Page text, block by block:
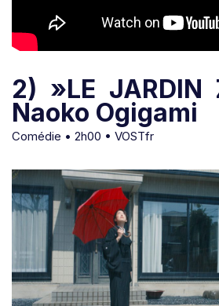
2) »LE JARDIN
Naoko Ogigami
Comédie • 2h00 • VOSTfr